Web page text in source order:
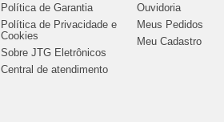
Política de Garantia
Política de Privacidade e
Cookies
Sobre JTG Eletrônicos
Central de atendimento
Ouvidoria
Meus Pedidos
Meu Cadastro